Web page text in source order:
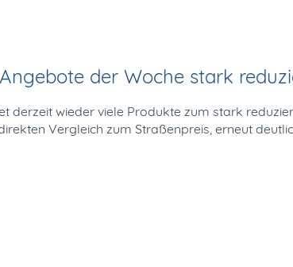
der Woche stark
der­zeit wie­der vie­le Pro­duk­te zum stark
Vergleich zum Stra­ßen­preis, erneut